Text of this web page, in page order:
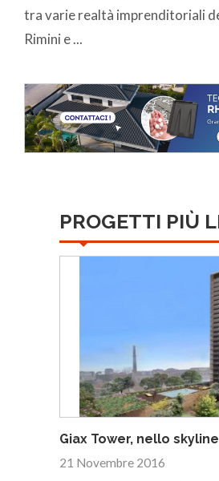
tra varie realtà imprenditoriali
Rimini e ...
PROGETTI PIÙ
Giax Tower, nello
21 Novembre 2016